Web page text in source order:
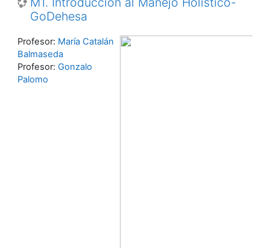
GoDehesa
Profesor: María Catalán
Balmaseda
Profesor: Gonzalo
Palomo